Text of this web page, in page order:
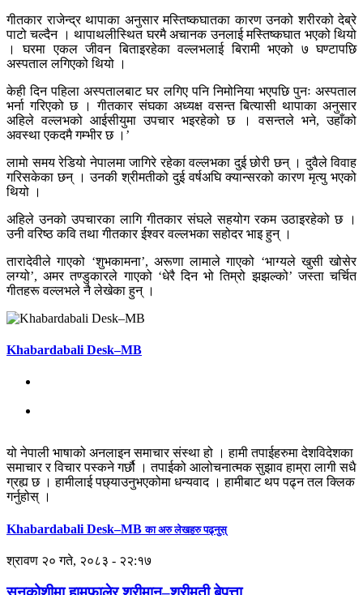
गीतकार राजेन्द्र थापाका अनुसार मस्तिष्कघातका कारण उनको शरीरको देब्रे
पाटो चल्दैन । थापाथलीस्थित घरमै अचानक उनलाई मस्तिष्कघात भएको थियो
। घरमा एकल जीवन बिताइरहेका वल्लभलाई बिरामी भएको ७ घण्टापछि
अस्पताल लगिएको थियो ।
केही दिन पहिला अस्पतालबाट घर लगिए पनि निमोनिया भएपछि पुनः अस्पताल
भर्ना गरिएको छ । गीतकार संघका अध्यक्ष वसन्त बित्यासी थापाका अनुसार
अहिले वल्लभको आईसीयुमा उपचार भइरहेको छ । वसन्तले भने, उहाँको
अवस्था एकदमै गम्भीर छ ।’
लामो समय रेडियो नेपालमा जागिरे रहेका वल्लभका दुई छोरी छन् । दुवैले विवाह
गरिसकेका छन् । उनकी श्रीमतीको दुई वर्षअघि क्यान्सरको कारण मृत्यु भएको
थियो ।
अहिले उनको उपचारका लागि गीतकार संघले सहयोग रकम उठाइरहेको छ ।
उनी वरिष्ठ कवि तथा गीतकार ईश्वर वल्लभका सहोदर भाइ हुन् ।
तारादेवीले गाएको ‘शुभकामना’, अरूणा लामाले गाएको ‘भाग्यले खुसी खोसेर
लग्यो’, अमर तण्डुकारले गाएको ‘धेरै दिन भो तिम्रो झझल्को’ जस्ता चर्चित
गीतहरू वल्लभले नै लेखेका हुन् ।
Khabardabali Desk–MB
यो नेपाली भाषाको अनलाइन समाचार संस्था हो । हामी तपाईहरुमा देशविदेशका
समाचार र विचार पस्कने गर्छौ । तपाईको आलोचनात्मक सुझाव हाम्रा लागी सधै
ग्रह्य छ । हामीलाई पछ्याउनुभएकोमा धन्यवाद । हामीबाट थप पढ्न तल क्लिक
गर्नुहोस् ।
Khabardabali Desk–MBका अरु लेखहरु पढ्नुस्
श्रावण २० गते, २०८३ - २२:१७